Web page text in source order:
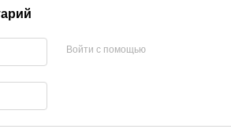
Войти с помощью